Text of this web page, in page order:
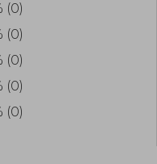
(0)
(0)
(0)
(0)
(0)